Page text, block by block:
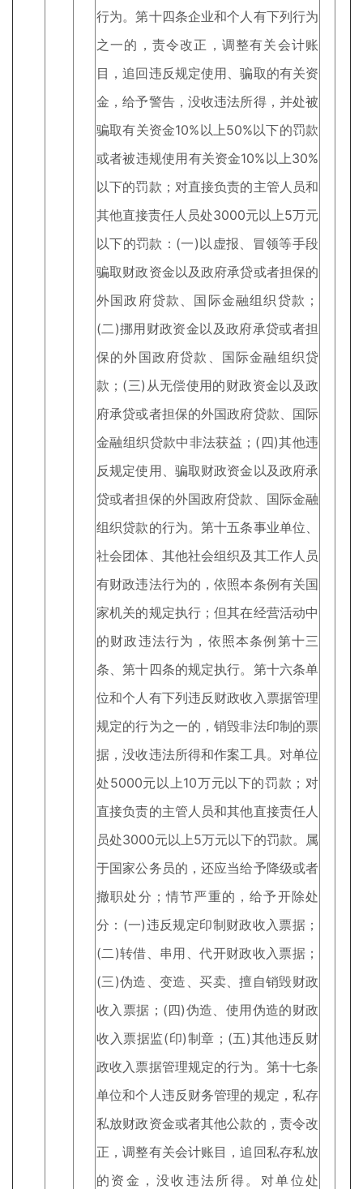
行为。第十四条企业和个人有下列行为
之一的，责令改正，调整有关会计账
目，追回违反规定使用、骗取的有关资
金，给予警告，没收违法所得，并处被
骗取有关资金10%以上50%以下的罚款
或者被违规使用有关资金10%以上30%
以下的罚款；对直接负责的主管人员和
其他直接责任人员处3000元以上5万元
以下的罚款：(一)以虚报、冒领等手段
骗取财政资金以及政府承贷或者担保的
外国政府贷款、国际金融组织贷款；
(二)挪用财政资金以及政府承贷或者担
保的外国政府贷款、国际金融组织贷
款；(三)从无偿使用的财政资金以及政
府承贷或者担保的外国政府贷款、国际
金融组织贷款中非法获益；(四)其他违
反规定使用、骗取财政资金以及政府承
贷或者担保的外国政府贷款、国际金融
组织贷款的行为。第十五条事业单位、
社会团体、其他社会组织及其工作人员
有财政违法行为的，依照本条例有关国
家机关的规定执行；但其在经营活动中
的财政违法行为，依照本条例第十三
条、第十四条的规定执行。第十六条单
位和个人有下列违反财政收入票据管理
规定的行为之一的，销毁非法印制的票
据，没收违法所得和作案工具。对单位
处5000元以上10万元以下的罚款；对
直接负责的主管人员和其他直接责任人
员处3000元以上5万元以下的罚款。属
于国家公务员的，还应当给予降级或者
撤职处分；情节严重的，给予开除处
分：(一)违反规定印制财政收入票据；
(二)转借、串用、代开财政收入票据；
(三)伪造、变造、买卖、擅自销毁财政
收入票据；(四)伪造、使用伪造的财政
收入票据监(印)制章；(五)其他违反财
政收入票据管理规定的行为。第十七条
单位和个人违反财务管理的规定，私存
私放财政资金或者其他公款的，责令改
正，调整有关会计账目，追回私存私放
的资金，没收违法所得。对单位处